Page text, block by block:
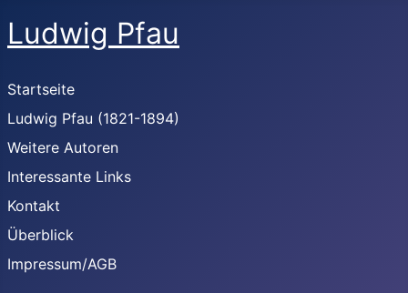
Ludwig Pfau
Startseite
Ludwig Pfau (1821-1894)
Weitere Autoren
Interessante Links
Kontakt
Überblick
Impressum/AGB